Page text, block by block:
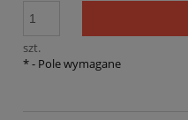
szt.
*- Pole wymagane